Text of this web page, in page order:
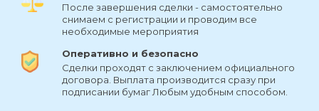
После завершения сделки - самостоятельно
снимаем с регистрации и проводим все
необходимые мероприятия
Оперативно и безопасно
Сделки проходят с заключением официального
договора. Выплата производится сразу при
подписании бумаг Любым удобным способом.